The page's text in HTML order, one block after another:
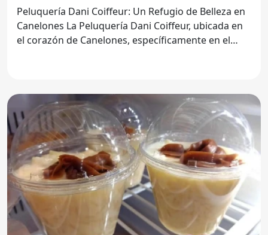
Peluquería Dani Coiffeur: Un Refugio de Belleza en
Canelones La Peluquería Dani Coiffeur, ubicada en
el corazón de Canelones, específicamente en el